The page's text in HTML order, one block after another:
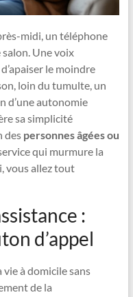
midi, un téléphone
Une voix
le moindre
loin du tumulte, un
d’une autonomie
sa simplicité
des personnes âgées ou
qui murmure la
vous allez tout
:
d’appel
vie à domicile sans
de la